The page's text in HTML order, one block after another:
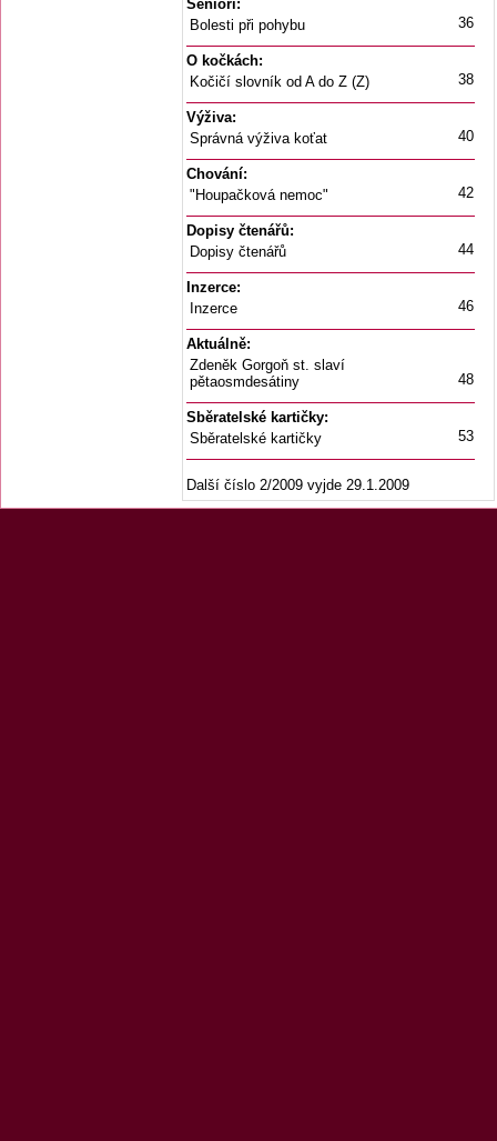
Senioři:
Bolesti při pohybu
36
O kočkách:
Kočičí slovník od A do Z (Z)
38
Výživa:
Správná výživa koťat
40
Chování:
"Houpačková nemoc"
42
Dopisy čtenářů:
Dopisy čtenářů
44
Inzerce:
Inzerce
46
Aktuálně:
Zdeněk Gorgoň st. slaví
pětaosmdesátiny
48
Sběratelské kartičky:
Sběratelské kartičky
53
Další číslo 2/2009 vyjde 29.1.2009